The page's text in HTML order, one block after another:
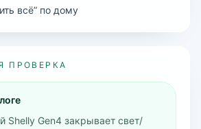
всё” по дому
ПРОВЕРКА
Shelly Gen4 закрывает свет/